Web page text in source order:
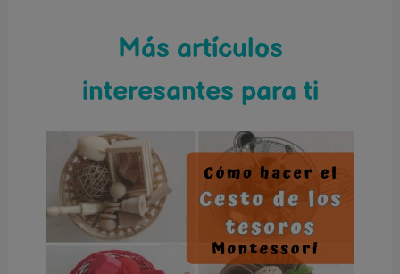
Más artículos
interesantes para ti